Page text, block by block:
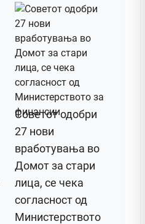
Советот одобри
27 нови
вработувања во
Домот за стари
лица, се чека
согласност од
Министерството